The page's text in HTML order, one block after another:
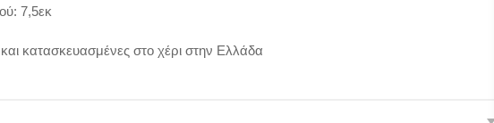
7,5εκ
κατασκευασμένες στο χέρι στην Ελλάδα